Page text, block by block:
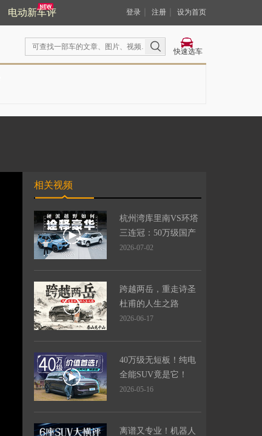
电动新车评 登录 注册 设为首页
快速选车
相关视频
杭州湾库里南VS环塔
三连冠：50万级国产
豪华，谁是天花板？
2026-07-02
跨越两岳，重走诗圣
杜甫的人生之路
2026-06-17
40万级无短板！纯电
全能SUV竟是它！
2026-05-16
离谱又专业！机器人